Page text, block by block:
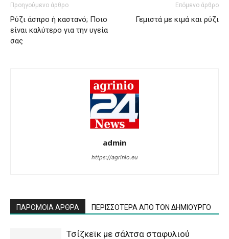
Προηγούμενο άρθρο
Ρύζι άσπρο ή καστανό; Ποιο
είναι καλύτερο για την υγεία
σας
Επόμενο άρθρο
Γεμιστά με κιμά και ρύζι
admin
https://agrinio.eu
ΠΑΡΟΜΟΙΑ ΑΡΘΡΑ ΠΕΡΙΣΣΟΤΕΡΑ ΑΠΟ ΤΟΝ ΔΗΜΙΟΥΡΓΟ
Τσίζκεϊκ με σάλτσα σταφυλιού